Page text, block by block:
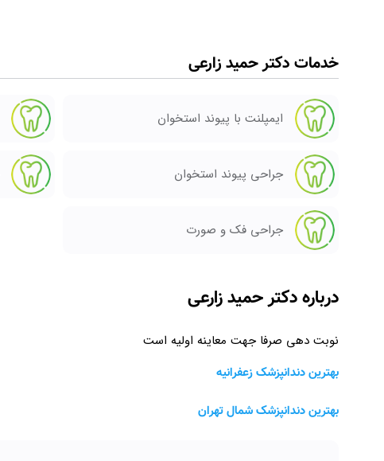
خدمات دکتر حمید زارعی
ایمپلنت با پیوند استخوان
جراحی پیوند استخوان
جراحی فک و صورت
درباره دکتر حمید زارعی
نوبت دهی صرفا جهت معاینه اولیه است
بهترین دندانپزشک زعفرانیه
بهترین دندانپزشک شمال تهران